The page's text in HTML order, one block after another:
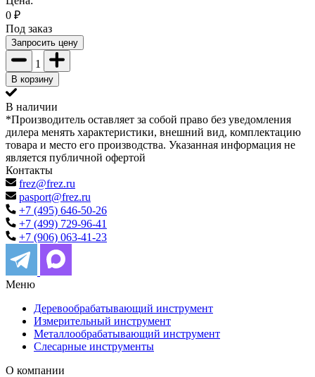
0 ₽
Под заказ
Запросить цену
1
В корзину
В наличии
*Производитель оставляет за собой право без уведомления
дилера менять характеристики, внешний вид, комплектацию
товара и место его производства. Указанная информация не
является публичной офертой
Контакты
frez@frez.ru
pasport@frez.ru
+7 (495) 646-50-26
+7 (499) 729-96-41
+7 (906) 063-41-23
Меню
Деревообрабатывающий инструмент
Измерительный инструмент
Металлообрабатывающий инструмент
Слесарные инструменты
О компании